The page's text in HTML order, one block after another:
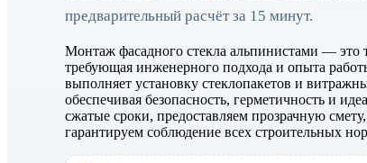
предварительный расчёт за 15 минут.
Монтаж фасадного стекла альпинистами — это
требующая инженерного подхода и опыта
выполняет установку стеклопакетов и
обеспечивая безопасность, герметичность и
сжатые сроки, предоставляем прозрачную
гарантируем соблюдение всех строительных